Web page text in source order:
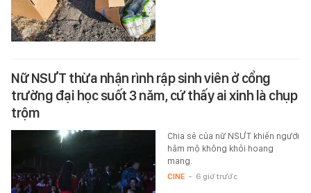
Nữ NSƯT thừa nhận rình rập sinh viên ở cổng
trường đại học suốt 3 năm, cứ thấy ai xinh là chụp
trộm
Chia sẻ của nữ NSƯT khiến người
hâm mộ không khỏi hoang
mang.
CINE - 6 giờ trước